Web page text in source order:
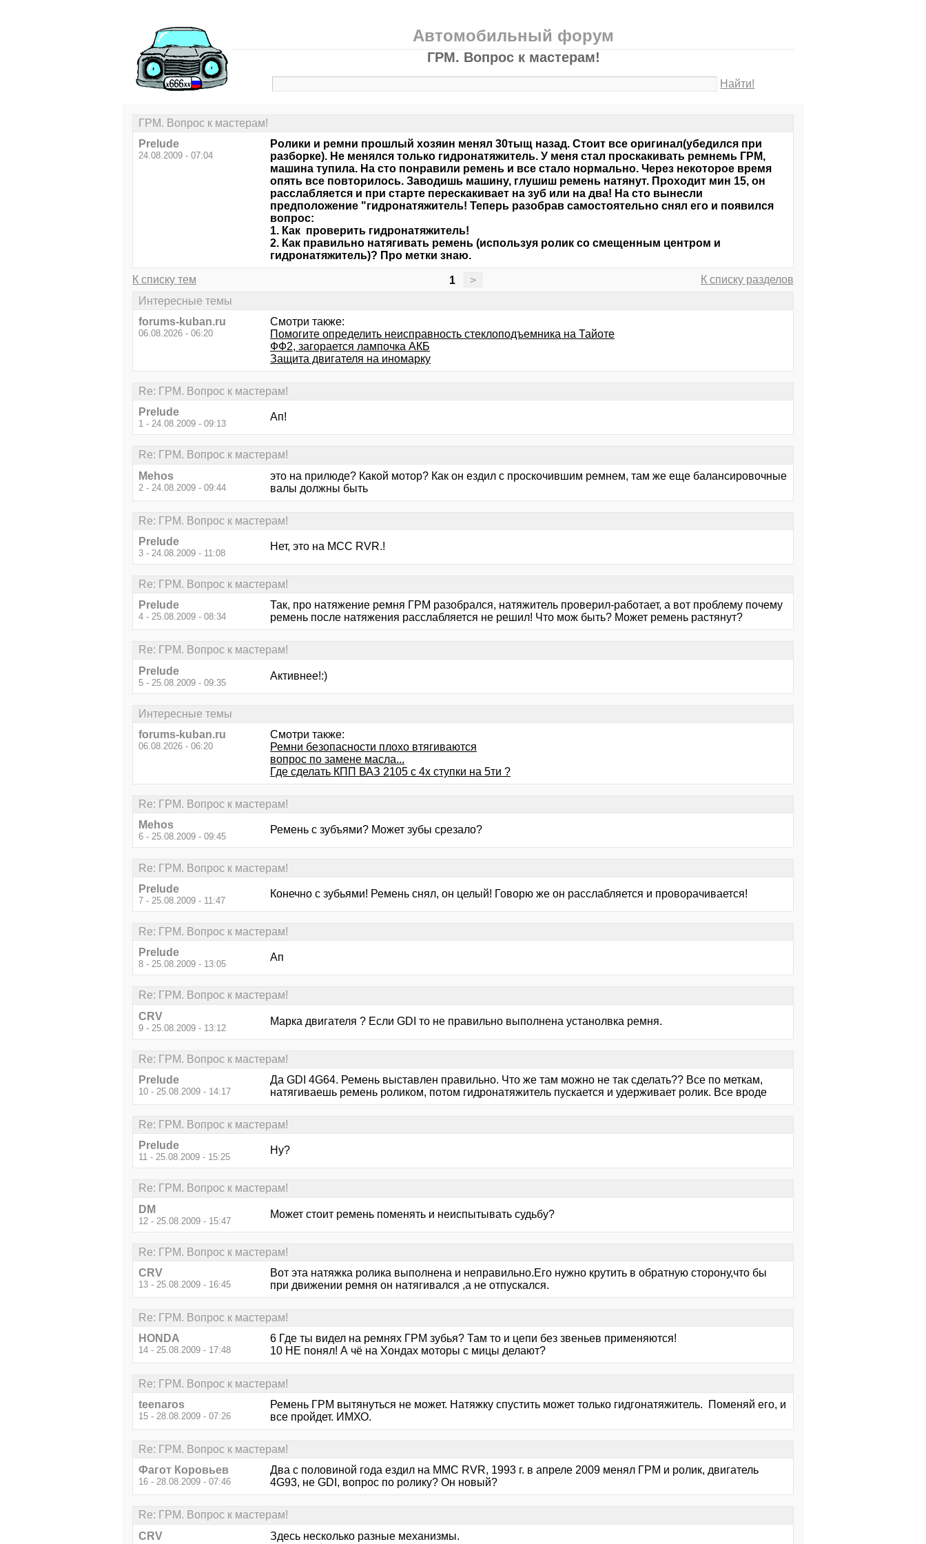
Автомобильный форум
ГРМ. Вопрос к мастерам!
Найти!
ГРМ. Вопрос к мастерам!
Prelude
24.08.2009 - 07:04
Ролики и ремни прошлый хозяин менял 30тыщ назад. Стоит все оригинал(убедился при
разборке). Не менялся только гидронатяжитель. У меня стал проскакивать ремнемь ГРМ,
машина тупила. На сто понравили ремень и все стало нормально. Через некоторое время
опять все повторилось. Заводишь машину, глушиш ремень натянут. Проходит мин 15, он
расслабляется и при старте перескакивает на зуб или на два! На сто вынесли
предположение "гидронатяжитель! Теперь разобрав самостоятельно снял его и появился
вопрос:
1. Как проверить гидронатяжитель!
2. Как правильно натягивать ремень (используя ролик со смещенным центром и
гидронатяжитель)? Про метки знаю.
К списку тем 1 >
К списку разделов
Интересные темы
forums-kuban.ru
06.08.2026 - 06:20
Смотри также:
Помогите определить неисправность стеклоподъемника на Тайоте
ФФ2, загорается лампочка АКБ
Защита двигателя на иномарку
Re: ГРМ. Вопрос к мастерам!
Prelude
1 - 24.08.2009 - 09:13
Ап!
Re: ГРМ. Вопрос к мастерам!
Mehos
2 - 24.08.2009 - 09:44
это на прилюде? Какой мотор? Как он ездил с проскочившим ремнем, там же еще балансировочные
валы должны быть
Re: ГРМ. Вопрос к мастерам!
Prelude
3 - 24.08.2009 - 11:08
Нет, это на MCC RVR.!
Re: ГРМ. Вопрос к мастерам!
Prelude
4 - 25.08.2009 - 08:34
Так, про натяжение ремня ГРМ разобрался, натяжитель проверил-работает, а вот проблему почему
ремень после натяжения расслабляется не решил! Что мож быть? Может ремень растянут?
Re: ГРМ. Вопрос к мастерам!
Prelude
5 - 25.08.2009 - 09:35
Активнее!:)
Интересные темы
forums-kuban.ru
06.08.2026 - 06:20
Смотри также:
Ремни безопасности плохо втягиваются
вопрос по замене масла...
Где сделать КПП ВАЗ 2105 с 4х ступки на 5ти ?
Re: ГРМ. Вопрос к мастерам!
Mehos
6 - 25.08.2009 - 09:45
Ремень с зубъями? Может зубы срезало?
Re: ГРМ. Вопрос к мастерам!
Prelude
7 - 25.08.2009 - 11:47
Конечно с зубьями! Ремень снял, он целый! Говорю же он расслабляется и проворачивается!
Re: ГРМ. Вопрос к мастерам!
Prelude
8 - 25.08.2009 - 13:05
Ап
Re: ГРМ. Вопрос к мастерам!
CRV
9 - 25.08.2009 - 13:12
Марка двигателя ? Если GDI то не правильно выполнена устанолвка ремня.
Re: ГРМ. Вопрос к мастерам!
Prelude
10 - 25.08.2009 - 14:17
Да GDI 4G64. Ремень выставлен правильно. Что же там можно не так сделать?? Все по меткам,
натягиваешь ремень роликом, потом гидронатяжитель пускается и удерживает ролик. Все вроде
Re: ГРМ. Вопрос к мастерам!
Prelude
11 - 25.08.2009 - 15:25
Ну?
Re: ГРМ. Вопрос к мастерам!
DM
12 - 25.08.2009 - 15:47
Может стоит ремень поменять и неиспытывать судьбу?
Re: ГРМ. Вопрос к мастерам!
CRV
13 - 25.08.2009 - 16:45
Вот эта натяжка ролика выполнена и неправильно.Его нужно крутить в обратную сторону,что бы
при движении ремня он натягивался ,а не отпускался.
Re: ГРМ. Вопрос к мастерам!
HONDA
14 - 25.08.2009 - 17:48
6 Где ты видел на ремнях ГРМ зубья? Там то и цепи без звеньев применяются!
10 НЕ понял! А чё на Хондах моторы с мицы делают?
Re: ГРМ. Вопрос к мастерам!
teenaros
15 - 28.08.2009 - 07:26
Ремень ГРМ вытянуться не может. Натяжку спустить может только гидгонатяжитель. Поменяй его, и
все пройдет. ИМХО.
Re: ГРМ. Вопрос к мастерам!
Фагот Коровьев
16 - 28.08.2009 - 07:46
Два с половиной года ездил на ММС RVR, 1993 г. в апреле 2009 менял ГРМ и ролик, двигатель
4G93, не GDI, вопрос по ролику? Он новый?
Re: ГРМ. Вопрос к мастерам!
CRV
Здесь несколько разные механизмы.